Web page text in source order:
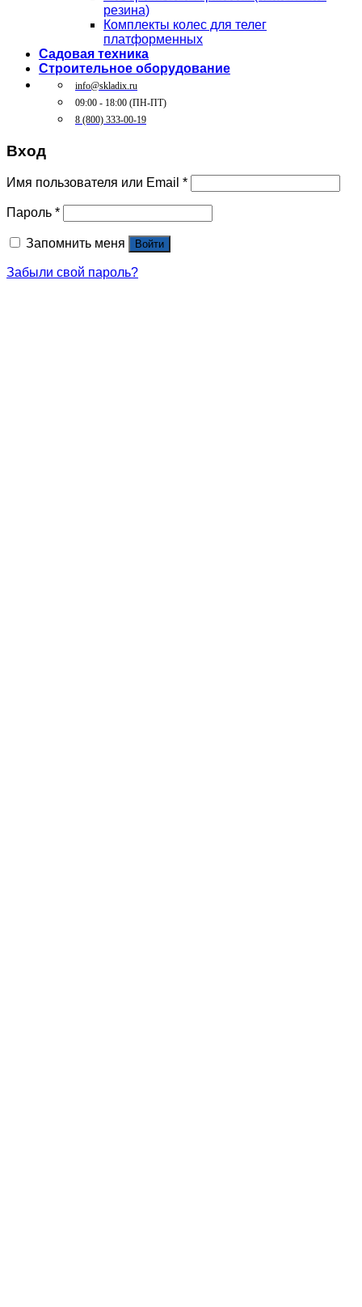
резина)
Комплекты колес для телег
платформенных
Садовая техника
Строительное оборудование
info@skladix.ru
09:00 - 18:00 (ПН-ПТ)
8 (800) 333-00-19
Вход
Имя пользователя или Email *
Пароль *
Запомнить меня Войти
Забыли свой пароль?